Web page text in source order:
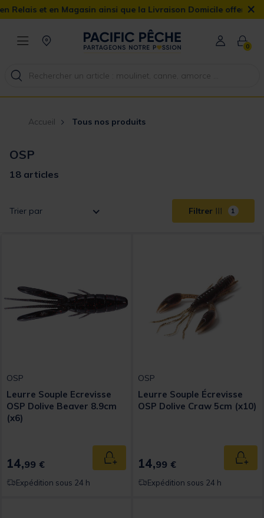
en Magasin ainsi que la Livraison Domicile offerte dès 90€ ×
0
Accueil Tous nos produits
OSP
18 articles
Trier par Filtrer 1
OSP
Leurre Souple Ecrevisse
OSP Dolive Beaver 8.9cm
(x6)
14,99 € Ajouter au panier
Expédition sous 24 h
OSP
Leurre Souple Écrevisse
OSP Dolive Craw 5cm (x10)
14,99 €
Expédition sous 24 h